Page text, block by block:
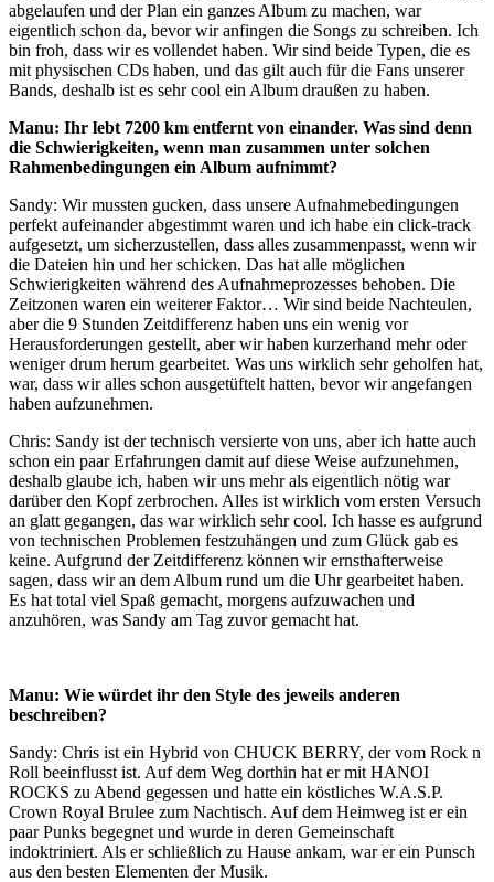
abgelaufen und der Plan ein ganzes Album zu machen, war
eigentlich schon da, bevor wir anfingen die Songs zu schreiben. Ich
bin froh, dass wir es vollendet haben. Wir sind beide Typen, die es
mit physischen CDs haben, und das gilt auch für die Fans unserer
Bands, deshalb ist es sehr cool ein Album draußen zu haben.
Manu: Ihr lebt 7200 km entfernt von einander. Was sind denn
die Schwierigkeiten, wenn man zusammen unter solchen
Rahmenbedingungen ein Album aufnimmt?
Sandy: Wir mussten gucken, dass unsere Aufnahmebedingungen
perfekt aufeinander abgestimmt waren und ich habe ein click-track
aufgesetzt, um sicherzustellen, dass alles zusammenpasst, wenn wir
die Dateien hin und her schicken. Das hat alle möglichen
Schwierigkeiten während des Aufnahmeprozesses behoben. Die
Zeitzonen waren ein weiterer Faktor… Wir sind beide Nachteulen,
aber die 9 Stunden Zeitdifferenz haben uns ein wenig vor
Herausforderungen gestellt, aber wir haben kurzerhand mehr oder
weniger drum herum gearbeitet. Was uns wirklich sehr geholfen hat,
war, dass wir alles schon ausgetüftelt hatten, bevor wir angefangen
haben aufzunehmen.
Chris: Sandy ist der technisch versierte von uns, aber ich hatte auch
schon ein paar Erfahrungen damit auf diese Weise aufzunehmen,
deshalb glaube ich, haben wir uns mehr als eigentlich nötig war
darüber den Kopf zerbrochen. Alles ist wirklich vom ersten Versuch
an glatt gegangen, das war wirklich sehr cool. Ich hasse es aufgrund
von technischen Problemen festzuhängen und zum Glück gab es
keine. Aufgrund der Zeitdifferenz können wir ernsthafterweise
sagen, dass wir an dem Album rund um die Uhr gearbeitet haben.
Es hat total viel Spaß gemacht, morgens aufzuwachen und
anzuhören, was Sandy am Tag zuvor gemacht hat.
Manu: Wie würdet ihr den Style des jeweils anderen
beschreiben?
Sandy: Chris ist ein Hybrid von CHUCK BERRY, der vom Rock n
Roll beeinflusst ist. Auf dem Weg dorthin hat er mit HANOI
ROCKS zu Abend gegessen und hatte ein köstliches W.A.S.P.
Crown Royal Brulee zum Nachtisch. Auf dem Heimweg ist er ein
paar Punks begegnet und wurde in deren Gemeinschaft
indoktriniert. Als er schließlich zu Hause ankam, war er ein Punsch
aus den besten Elementen der Musik.